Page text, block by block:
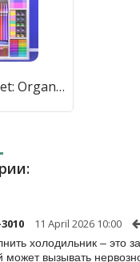
Fill the Closet: Organize Game (Фил зе Клозет) [МОД Mega Pack] APK Android
11 April 2026 10:00
холодильник – это
может вызывать